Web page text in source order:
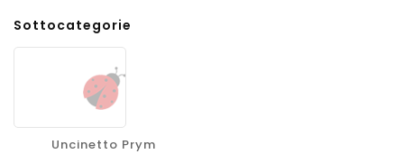
Sottocategorie
Uncinetto Prym